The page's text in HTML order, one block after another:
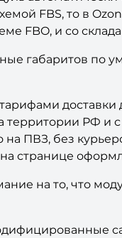
FBS, то в
FBO, и со
габаритов по
доставки
территории РФ и
ПВЗ, без
странице
на то, что